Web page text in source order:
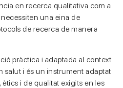
en recerca qualitativa com a
una eina de
de recerca de manera
pràctica i adaptada al context
salut i és un instrument adaptat
i de qualitat exigits en les